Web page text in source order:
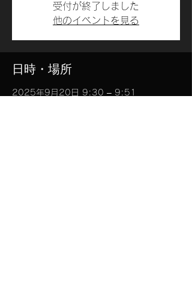
受付が終了しました
他のイベントを見る
日時・場所
2025年9月20日 9:30 – 9:51